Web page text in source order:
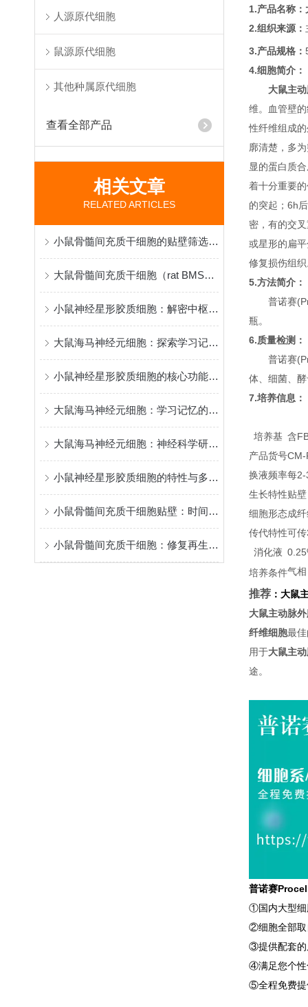
人源原代细胞
鼠源原代细胞
其他种属原代细胞
查看全部产品
相关文章
RELATED ARTICLES
小鼠骨髓间充质干细胞的贴壁筛选原理与再生医学研究应用
大鼠骨髓间充质干细胞（rat BMSCs）分离、鉴定与应用
小鼠神经星形胶质细胞：解密中枢神经系统功能与疾病机制的核心模型
大鼠海马神经元细胞：探索学习记忆机制与脑疾病病理的黄金模型
小鼠神经星形胶质细胞的核心功能和应用特点
大鼠海马神经元细胞：学习记忆的核心模型
大鼠海马神经元细胞：神经科学研究的关键实验材料
小鼠神经星形胶质细胞的特性与多元功能
小鼠骨髓间充质干细胞贴壁：时间背后的“生命律动”
小鼠骨髓间充质干细胞：修复再生的潜力之星
1.产品名称：
2.组织来源：
3.产品规格：
4.细胞简介：
大鼠主
维。血管壁
性纤维组成
廓清楚，多
显的蛋白质
着十分重要
的突起；6h
密，有的交
或星形的扁
修复损伤组
5.方法简介：
普诺赛
瓶。
6.质量检测：
普诺赛
体、细菌、
7.培养信息：
培养基 含
产品货号CM-
换液频率每2-
生长特性贴壁
细胞形态成
传代特性可
消化液
培养条件气
推荐 ： 大鼠
大鼠主动脉
纤维细胞最
用于大鼠主
途。
普诺赛
①国内大型细
②细胞全部取
③提供配套的
④满足您个性
⑤全程免费提